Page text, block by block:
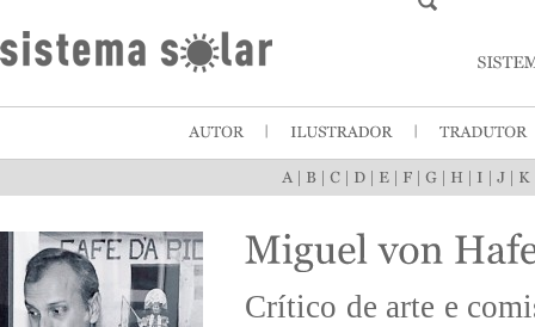
Crítico de arte e